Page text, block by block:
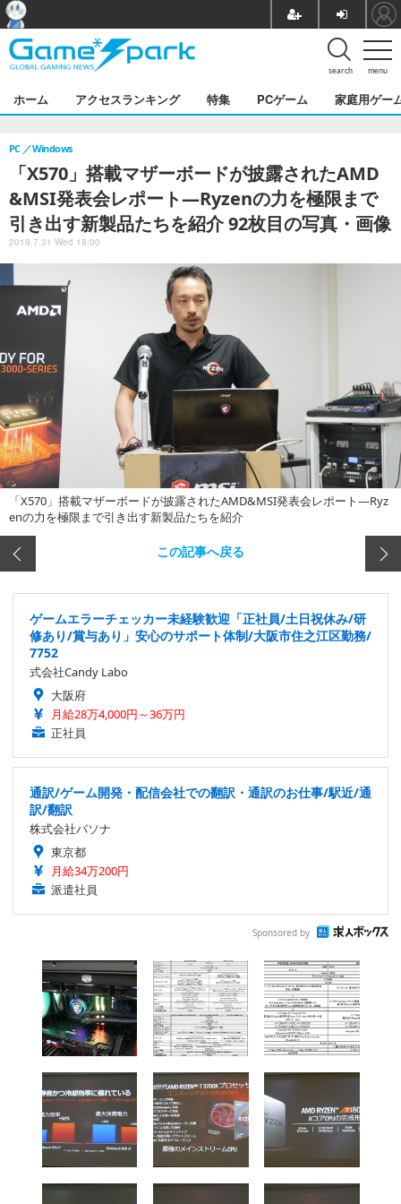
menu
search
ホーム アクセスランキング 特集 PCゲーム 家庭用ゲー
「X570」搭載マザーボードが披露されたAMD
&MSI発表会レポート―Ryzenの力を極限まで
引き出す新製品たちを紹介 92枚目の写真・画像
PC Windows
2019.7.31 Wed 18:00
「X570」搭載マザーボードが披露されたAMD&MSI発表会レポート―Ryz
enの力を極限まで引き出す新製品たちを紹介
この記事へ戻る
ゲームエラーチェッカー未経験歓迎「正社員/土日祝休み/研
修あり/賞与あり」安心のサポート体制/大阪市住之江区勤務/
7752
式会社Candy Labo
大阪府
月給28万4,000円～36万円
正社員
通訳/ゲーム開発・配信会社での翻訳・通訳のお仕事/駅近/通
訳/翻訳
株式会社パソナ
東京都
月給34万200円
派遣社員
Sponsored by